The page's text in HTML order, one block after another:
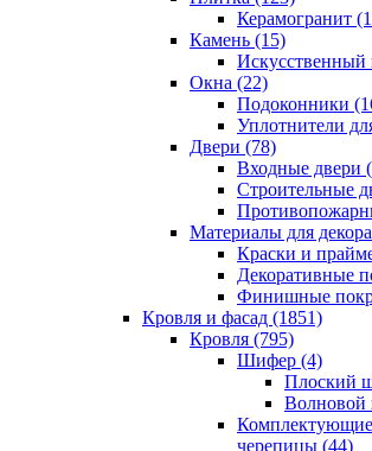
Керамогранит
Камень (15)
Искусственный
Окна (22)
Подоконники
Уплотнители
Двери (78)
Входные двери
Строительные
Материалы для
Краски и
Декоративные
Финишные
Кровля и фасад (1851)
Кровля (795)
Шифер (4)
Плоский
Волновой
Комплектующие
черепицы (44)